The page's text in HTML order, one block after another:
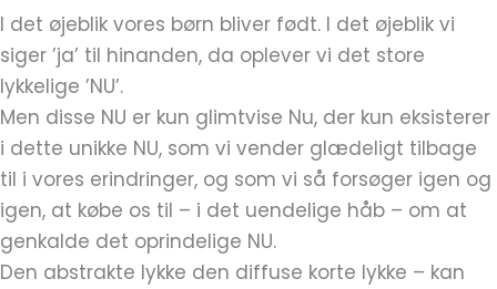
I det øjeblik vores børn bliver født. I det øjeblik vi
siger ’ja’ til hinanden, da oplever vi det store
lykkelige ’NU’.
Men disse NU er kun glimtvise Nu, der kun eksisterer
i dette unikke NU, som vi vender glædeligt tilbage
til i vores erindringer, og som vi så forsøger igen og
igen, at købe os til – i det uendelige håb – om at
genkalde det oprindelige NU.
Den abstrakte lykke den diffuse korte lykke – kan